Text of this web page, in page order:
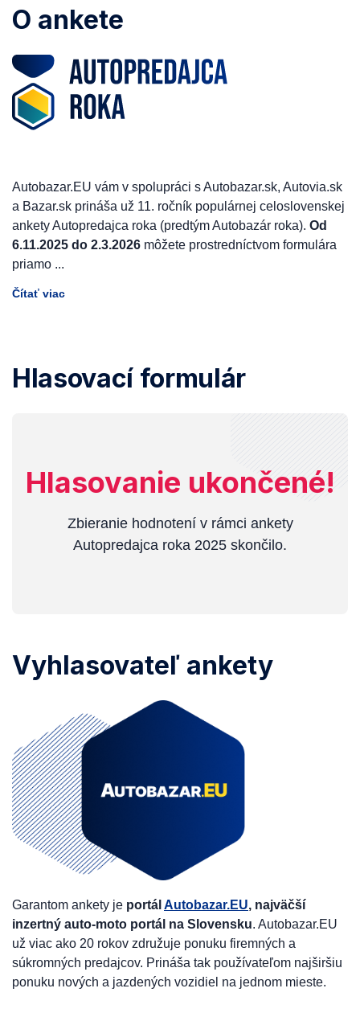
O ankete
Autobazar.EU vám v spolupráci s Autobazar.sk, Autovia.sk
a Bazar.sk prináša už 11. ročník populárnej celoslovenskej
ankety Autopredajca roka (predtým Autobazár roka). Od
6.11.2025 do 2.3.2026 môžete prostredníctvom formulára
priamo ...
Čítať viac
Hlasovací formulár
Hlasovanie ukončené!
Zbieranie hodnotení v rámci ankety
Autopredajca roka 2025 skončilo.
Vyhlasovateľ ankety
Garantom ankety je portál Autobazar.EU, najväčší
inzertný auto-moto portál na Slovensku. Autobazar.EU
už viac ako 20 rokov združuje ponuku firemných a
súkromných predajcov. Prináša tak používateľom najširšiu
ponuku nových a jazdených vozidiel na jednom mieste.